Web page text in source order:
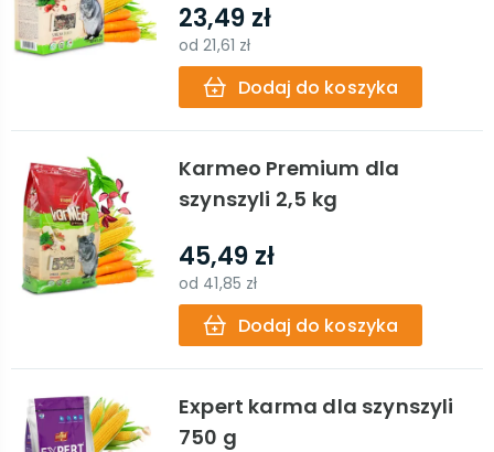
23,49 zł
od21,61 zł
Dodaj do koszyka
Karmeo Premium dla
szynszyli 2,5 kg
45,49 zł
od 41,85 zł
Dodaj do koszyka
Expert karma dla szynszyli
750 g